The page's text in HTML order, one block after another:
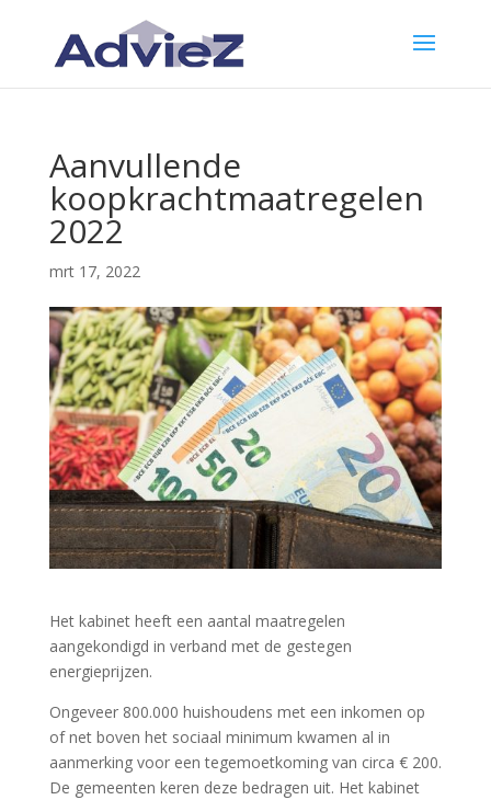
Aanvullende
koopkrachtmaatregelen
2022
mrt 17, 2022
Het kabinet heeft een aantal maatregelen
aangekondigd in verband met de gestegen
energieprijzen.
Ongeveer 800.000 huishoudens met een inkomen op
of net boven het sociaal minimum kwamen al in
aanmerking voor een tegemoetkoming van circa € 200.
De gemeenten keren deze bedragen uit. Het kabinet